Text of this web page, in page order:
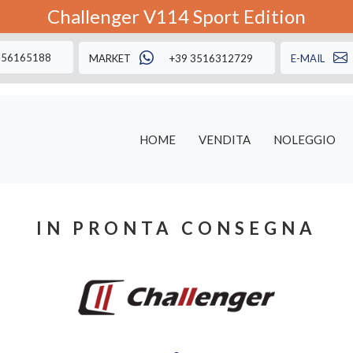
SIAMO CHIUSI - Potete fissare un appuntamento mandandoci una
MARKET +39 3516312729 E-MAIL
HOME VENDITA NOLEGGIO
Challenger V114 Sport Edition
IN PRONTA CONSEGNA